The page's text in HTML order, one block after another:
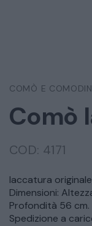
COMÒ E
Comò
COD: 4171
laccatura
Dimensioni:
Profondità 56 cm.
Spedizione a